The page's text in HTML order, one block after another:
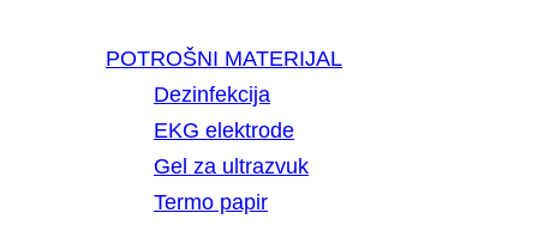
POTROŠNI MATERIJAL
Dezinfekcija
EKG elektrode
Gel za ultrazvuk
Termo papir